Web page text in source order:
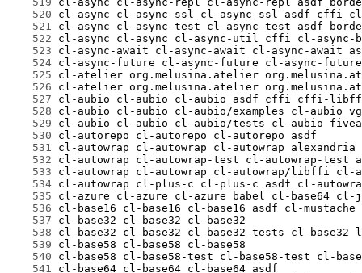
    520
    521
    522
    523
    524
    525
    526
    527
    528
    529
    530
    531
    532
    533
    534
    535
    536
    537
    538
    539
    540
    541